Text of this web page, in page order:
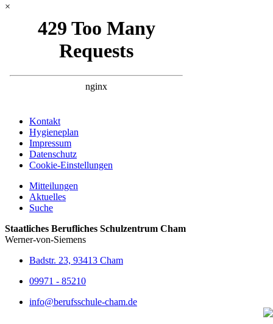
×
Kontakt
Hygieneplan
Impressum
Datenschutz
Cookie-Einstellungen
Mitteilungen
Aktuelles
Suche
Staatliches Berufliches Schulzentrum Cham
Werner-von-Siemens
Badstr. 23, 93413 Cham
09971 - 85210
info@berufsschule-cham.de